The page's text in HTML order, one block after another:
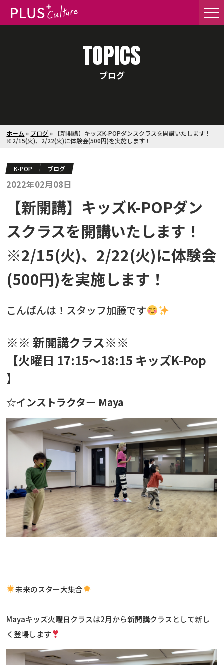
TOPICS
ブログ
ホーム » ブログ»
【新開講】キッズK-POPダンスクラスを開講いたします！
※2/15(火)、2/22(火)に体験会(500円)を実施します！
K-POP ブログ
2022年02月08日
【新開講】キッズK-POPダン
スクラスを開講いたします！
※2/15(火)、2/22(火)に体験会
(500円)を実施します！
こんばんは！スタッフ加藤です
※※ 新開講クラス※※
【火曜日 17:15〜18:15 キッズK-Pop
】
☆インストラクター Maya
未来のスター大集合
Mayaキッズ火曜日クラスは2月から新開講クラスとして新し
く登場します